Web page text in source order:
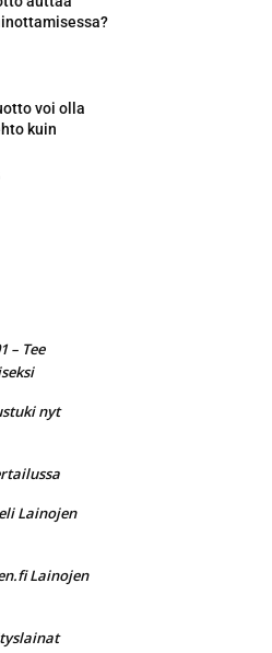
voi olla
kuin
– Tee
nyt
Lainojen
Lainojen